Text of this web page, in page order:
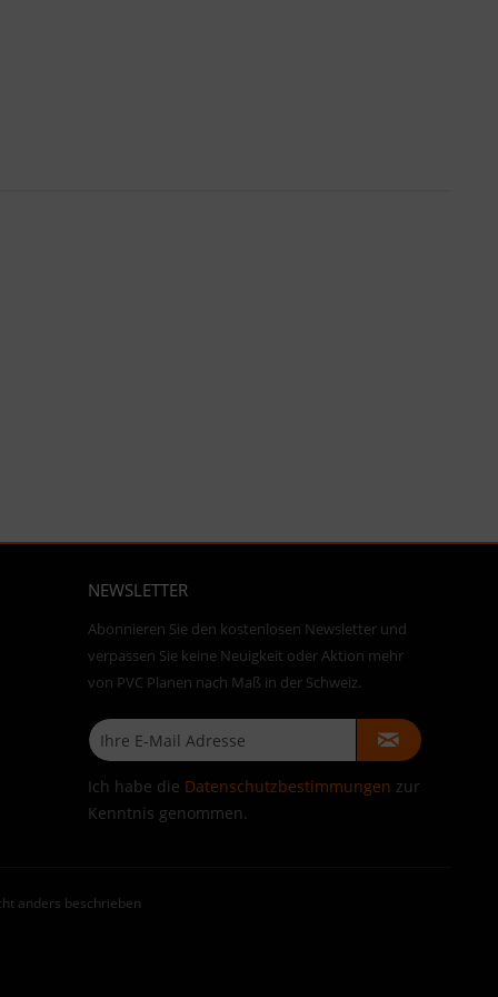
NEWSLETTER
Abonnieren Sie den kostenlosen Newsletter und
verpassen Sie keine Neuigkeit oder Aktion mehr
von PVC Planen nach Maß in der Schweiz.
Ich habe die Datenschutzbestimmungen zur
Kenntnis genommen.
anders beschrieben